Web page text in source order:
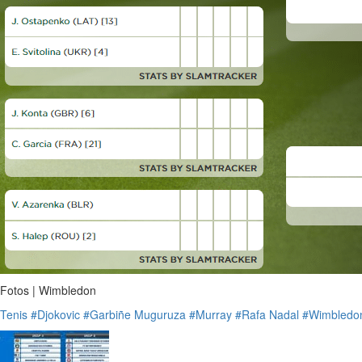
Fotos | Wimbledon
Tenis #Djokovic #Garbiñe Muguruza #Murray #Rafa Nadal